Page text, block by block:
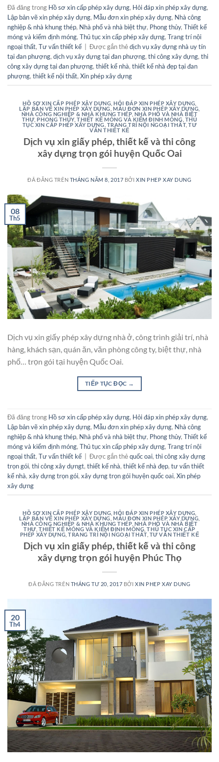
Đã đăng trong Hồ sơ xin cấp phép xây dựng, Hỏi đáp xin phép xây dựng,
Lập bản vẽ xin phép xây dựng, Mẫu đơn xin phép xây dựng, Nhà công
nghiệp & nhà khung thép, Nhà phố và nhà biệt thự, Phong thủy, Thiết kế
móng và kiểm định móng, Thủ tục xin cấp phép xây dựng, Trang trí nội
ngoại thất, Tư vấn thiết kế Được gắn thẻdịch vụ xây dựng nhà uy tín
tại đan phượng, dịch vụ xây dựng tại đan phượng, thi công xây dựng, thi
công xây dựng tại đan phượng, thiết kế nhà, thiết kế nhà đẹp tại đan
phượng, thiết kế nội thất, Xin phép xây dựng
HỒ SƠ XIN CẤP PHÉP XÂY DỰNG ,HỎI ĐÁP XIN PHÉP XÂY DỰNG
LẬP BẢN VẼ XIN PHÉP XÂY DỰNG ,MẪU ĐƠN XIN PHÉP XÂY DỰNG
NHÀ CÔNG NGHIỆP & NHÀ KHUNG THÉP, NHÀ PHỐ VÀ NHÀ BIỆT
THỰ PHONG THỦY ,THIẾT KẾ MÓNG VÀ KIỂM ĐỊNH MÓNG THỦ
TỤC XIN CẤP PHÉP XÂY DỰNG TRANG TRÍ NỘI NGOẠI THẤT,TƯ
VẤN THIẾT KẾ
Dịch vụ xin giấy phép, thiết kế và thi công
xây dựng trọn gói huyện Quốc Oai
ĐÃ ĐĂNG TRÊN THÁNG NĂM 8, 2017 BỞIXIN PHEP XAY DUNG
08
Th5
Dịch vụ xin giấy phép xây dựng nhà ở, công trình giải trí, nhà
hàng, khách sạn, quán ăn, văn phòng công ty, biệt thự, nhà
phố… trọn gói tại huyện Quốc Oai.
TIẾP TỤC ĐỌC →
Đã đăng trong Hồ sơ xin cấp phép xây dựng, Hỏi đáp xin phép xây dựng,
Lập bản vẽ xin phép xây dựng, Mẫu đơn xin phép xây dựng, Nhà công
nghiệp & nhà khung thép, Nhà phố và nhà biệt thự, Phong thủy, Thiết kế
móng và kiểm định móng, Thủ tục xin cấp phép xây dựng, Trang trí nội
ngoại thất, Tư vấn thiết kế Được gắn thẻquốc oai, thi công xây dựng
trọn gói, thi công xây dựngt, thiết kế nhà, thiết kế nhà đẹp, tư vấn thiết
kế nhà, xây dựng trọn gói, xây dựng trọn gói huyện quốc oai, Xin phép
xây dựng
HỒ SƠ XIN CẤP PHÉP XÂY DỰNG ,HỎI ĐÁP XIN PHÉP XÂY DỰNG
LẬP BẢN VẼ XIN PHÉP XÂY DỰNG,MẪU ĐƠN XIN PHÉP XÂY DỰNG
NHÀ CÔNG NGHIỆP & NHÀ KHUNG THÉP, NHÀ PHỐ VÀ NHÀ BIỆT
THỰ THIẾT KẾ MÓNG VÀ KIỂM ĐỊNH MÓNG ,THỦ TỤC XIN CẤP
PHÉP XÂY DỰNG ,TRANG TRÍ NỘI NGOẠI THẤT, TƯ VẤN THIẾT KẾ
Dịch vụ xin giấy phép, thiết kế và thi công
xây dựng trọn gói huyện Phúc Thọ
ĐÃ ĐĂNG TRÊN THÁNG TƯ 20, 2017 BỞIXIN PHEP XAY DUNG
20
Th4